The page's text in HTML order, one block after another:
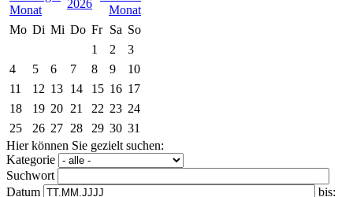
2026
Mo Di Mi Do Fr Sa So
1
2
3
4
5 6 7 8 9
10
11
12 13 14 15 16 17
18
19 20 21 22 23 24
25
26 27 28 29 30 31
Hier können Sie gezielt suchen:
Kategorie
Suchwort
Datum
bis: